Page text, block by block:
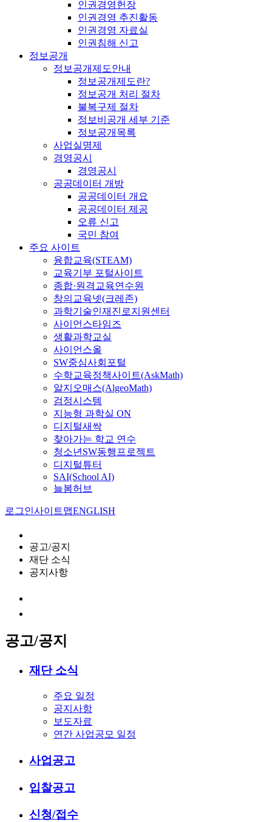
인권경영헌장
인권경영 추진활동
인권경영 자료실
인권침해 신고
정보공개
정보공개제도안내
정보공개제도란?
정보공개 처리 절차
불복구제 절차
정보비공개 세부 기준
정보공개목록
사업실명제
경영공시
경영공시
공공데이터 개방
공공데이터 개요
공공데이터 제공
오류 신고
국민 참여
주요 사이트
융합교육(STEAM)
교육기부 포털사이트
종합·원격교육연수원
창의교육넷(크레존)
과학기술인재진로지원센터
사이언스타임즈
생활과학교실
사이언스올
SW중심사회포털
수학교육정책사이트(AskMath)
알지오매스(AlgeoMath)
검정시스템
지능형 과학실 ON
디지털새싹
찾아가는 학교 연수
청소년SW동행프로젝트
디지털튜터
SAI(School AI)
늘봄허브
로그인사이트맵ENGLISH
공고/공지
재단 소식
공지사항
공고/공지
재단 소식
주요 일정
공지사항
보도자료
연간 사업공모 일정
사업공고
입찰공고
신청/접수